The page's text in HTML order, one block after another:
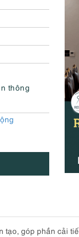
thông
góp phần cải